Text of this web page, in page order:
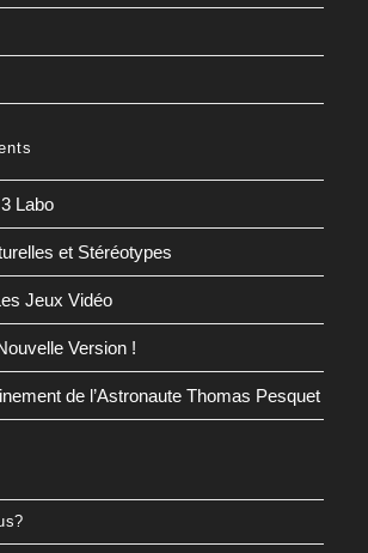
Labo
et Stéréotypes
Jeux Vidéo
Version !
de l’Astronaute Thomas Pesquet